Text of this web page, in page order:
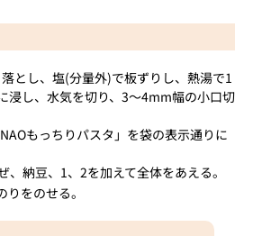
とし、塩(分量外)で板ずりし、熱湯で1
浸し、水気を切り、3～4mm幅の小口切
もっちりパスタ」を袋の表示通りに
、納豆、1、2を加えて全体をあえる。
をのせる。